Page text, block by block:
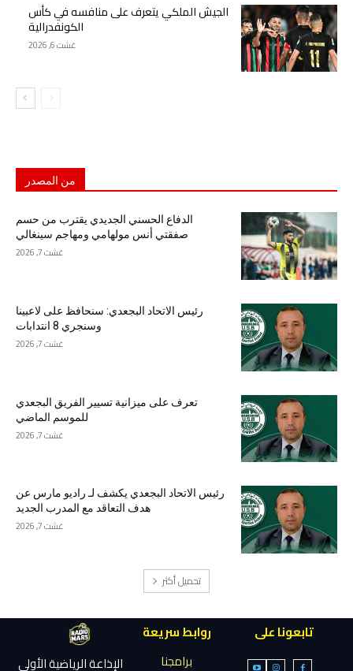
الجيش الملكي يتعرف على منافسه في كأس
الكونفدرالية
غشت 6, 2026
من المصدر
الدفاع الحسني الجديدي يقترب من حسم
صفقتي أنس مولهامي ومهاجم سينغالي
غشت 7, 2026
رئيس الاتحاد البجعدي: سنحافظ على لاعبينا
وسنجري 8 انتدابات
غشت 7, 2026
تعرف على ميزانية تسيير الفريق البجعدي
للموسم الماضي
غشت 7, 2026
رئيس الاتحاد البجعدي يكشف لـ راديو مارس عن
هدف التعاقد مع المدرب الجديد
غشت 7, 2026
تحميل أكثر
تابعونا على
روابط سريعة
برامجنا
الإذاعة الرياضية الأولى